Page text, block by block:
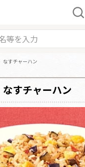
なすチャーハン
なすチャーハン